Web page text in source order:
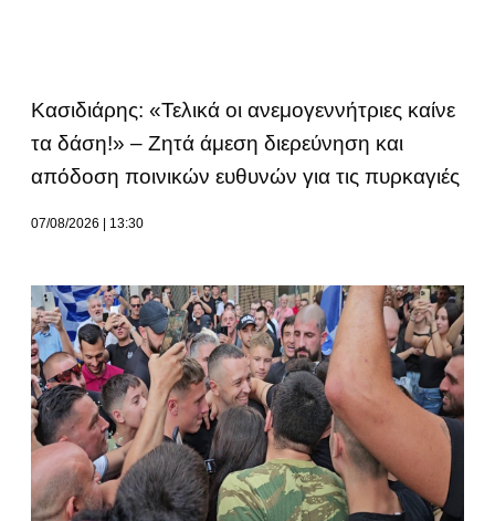
Κασιδιάρης: «Τελικά οι ανεμογεννήτριες καίνε
τα δάση!» – Ζητά άμεση διερεύνηση και
απόδοση ποινικών ευθυνών για τις πυρκαγιές
07/08/2026 13:30